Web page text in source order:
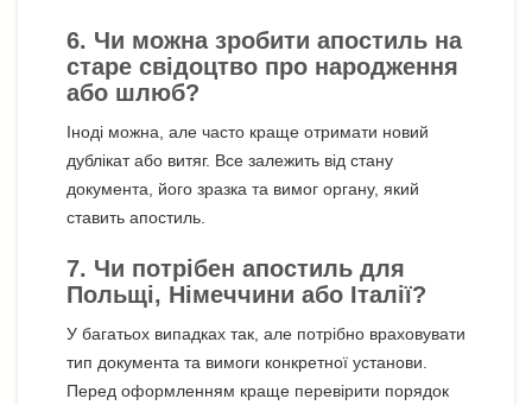
6. Чи можна зробити апостиль на
старе свідоцтво про народження
або шлюб?
Іноді можна, але часто краще отримати новий
дублікат або витяг. Все залежить від стану
документа, його зразка та вимог органу, який
ставить апостиль.
7. Чи потрібен апостиль для
Польщі, Німеччини або Італії?
У багатьох випадках так, але потрібно враховувати
тип документа та вимоги конкретної установи.
Перед оформленням краще перевірити порядок